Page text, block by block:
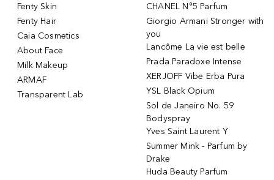
Fenty Skin
Fenty Hair
Caia Cosmetics
About Face
Milk Makeup
ARMAF
Transparent Lab
CHANEL N°5 Parfum
Giorgio Armani Stronger with
you
Lancôme La vie est belle
Prada Paradoxe Intense
XERJOFF Vibe Erba Pura
YSL Black Opium
Sol de Janeiro No. 59
Bodyspray
Yves Saint Laurent Y
Summer Mink - Parfum by
Drake
Huda Beauty Parfum